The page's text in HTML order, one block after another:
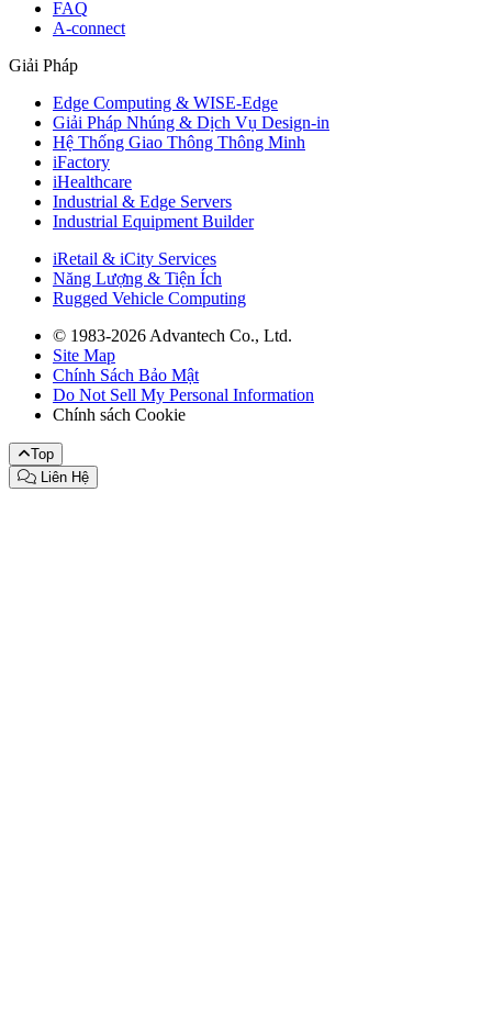
FAQ
A-connect
Giải Pháp
Edge Computing & WISE-Edge
Giải Pháp Nhúng & Dịch Vụ Design-in
Hệ Thống Giao Thông Thông Minh
iFactory
iHealthcare
Industrial & Edge Servers
Industrial Equipment Builder
iRetail & iCity Services
Năng Lượng & Tiện Ích
Rugged Vehicle Computing
© 1983-2026 Advantech Co., Ltd.
Site Map
Chính Sách Bảo Mật
Do Not Sell My Personal Information
Chính sách Cookie
Top
Liên Hệ